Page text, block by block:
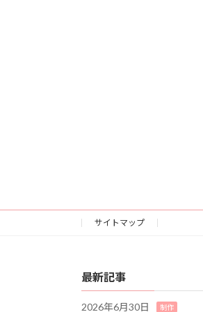
サイトマップ
最新記事
2026年6月30日 制作